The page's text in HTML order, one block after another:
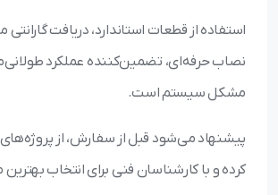
استفاده از قطعات استاندارد، دریافت گارانتی
نصاب حرفه‌ای، تضمین‌کننده عملکرد
مشکل سیستم است.
پیشنهاد می‌شود قبل از سفارش، از پروژه‌های
کرده و با کارشناسان فنی برای انتخاب